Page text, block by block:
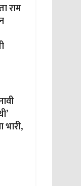
राम
भारी,